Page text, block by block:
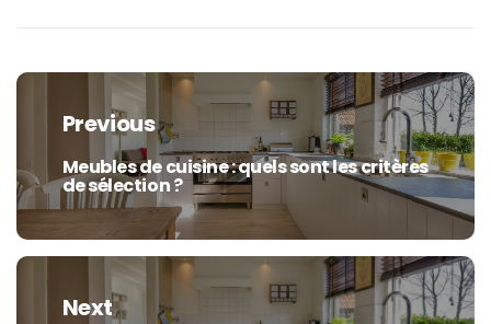
Navigation
de
l’article
Previous
Previous
post:
Meubles de cuisine : quels sont les critères
de sélection ?
Next